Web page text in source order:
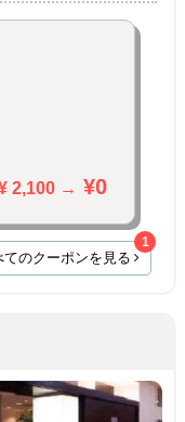
2,100 → ¥0
てのクーポンを見る
1